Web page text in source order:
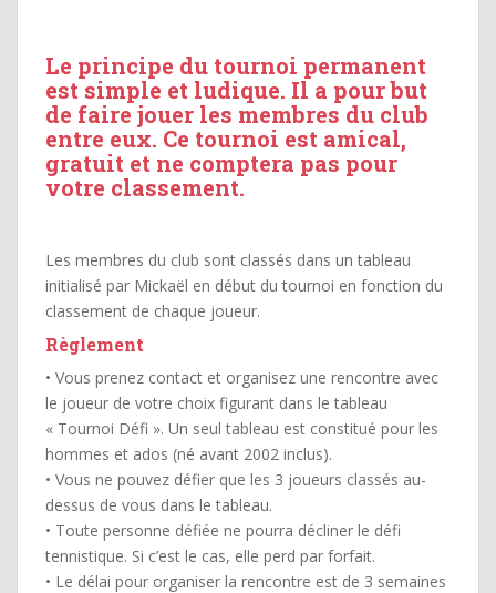
Le principe du tournoi permanent
est simple et ludique. Il a pour but
de faire jouer les membres du club
entre eux. Ce tournoi est amical,
gratuit et ne comptera pas pour
votre classement.
Les membres du club sont classés dans un tableau
initialisé par Mickaël en début du tournoi en fonction du
classement de chaque joueur.
Règlement
• Vous prenez contact et organisez une rencontre avec
le joueur de votre choix figurant dans le tableau
« Tournoi Défi ». Un seul tableau est constitué pour les
hommes et ados (né avant 2002 inclus).
• Vous ne pouvez défier que les 3 joueurs classés au-
dessus de vous dans le tableau.
• Toute personne défiée ne pourra décliner le défi
tennistique. Si c’est le cas, elle perd par forfait.
• Le délai pour organiser la rencontre est de 3 semaines